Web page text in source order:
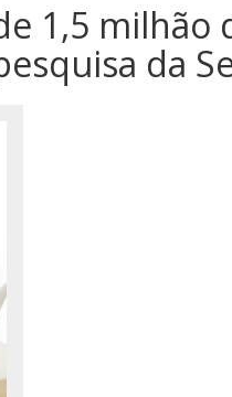
1,5 milhão
da